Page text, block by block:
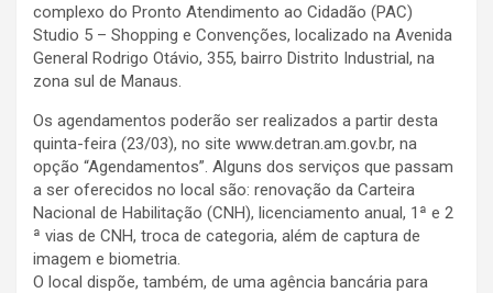
complexo do Pronto Atendimento ao Cidadão (PAC)
Studio 5 – Shopping e Convenções, localizado na Avenida
General Rodrigo Otávio, 355, bairro Distrito Industrial, na
zona sul de Manaus.
Os agendamentos poderão ser realizados a partir desta
quinta-feira (23/03), no site www.detran.am.gov.br, na
opção “Agendamentos”. Alguns dos serviços que passam
a ser oferecidos no local são: renovação da Carteira
Nacional de Habilitação (CNH), licenciamento anual, 1ª e 2
ª vias de CNH, troca de categoria, além de captura de
imagem e biometria.
O local dispõe, também, de uma agência bancária para